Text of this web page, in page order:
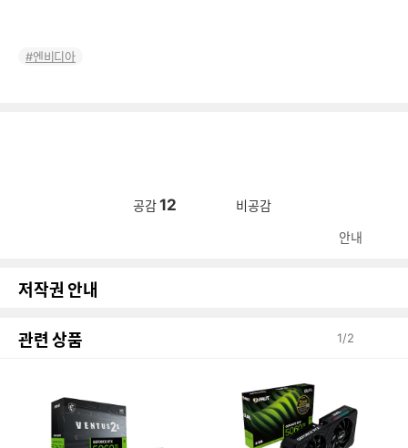
엔비디아
공감12 비공감
안내
저작권 안내
관련 상품 1/2